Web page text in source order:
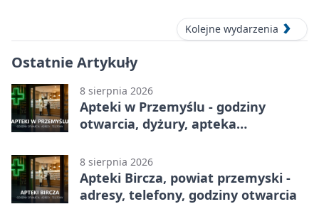
Kolejne wydarzenia
Ostatnie Artykuły
8 sierpnia 2026
Apteki w Przemyślu - godziny
otwarcia, dyżury, apteka
8 sierpnia 2026
Apteki Bircza, powiat przemyski -
adresy, telefony, godziny otwarcia